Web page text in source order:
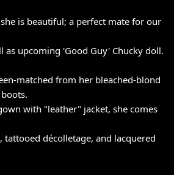
is beautiful; a perfect mate for our
as upcoming 'Good Guy' Chucky doll.
matched from her bleached-blond
with "leather" jacket, she comes
tattooed décolletage, and lacquered